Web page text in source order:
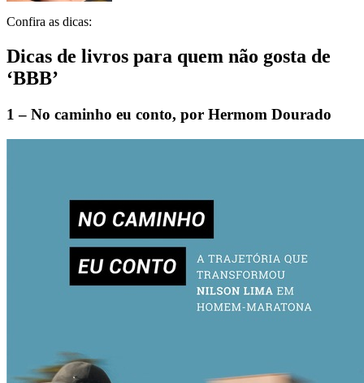
Confira as dicas:
Dicas de livros para quem não gosta de
‘BBB’
1 – No caminho eu conto, por Hermom Dourado